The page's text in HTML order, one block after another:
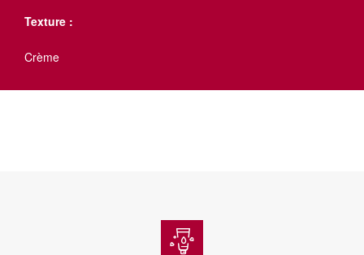
Texture :
Crème